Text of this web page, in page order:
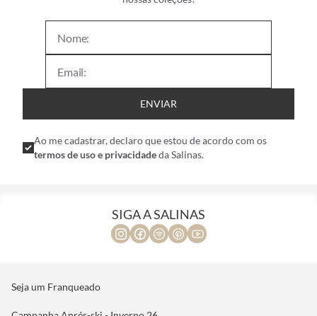
ENVIAR
Ao me cadastrar, declaro que estou de acordo com os
termos de uso e privacidadeda Salinas.
SIGA A SALINAS
Seja um Franqueado